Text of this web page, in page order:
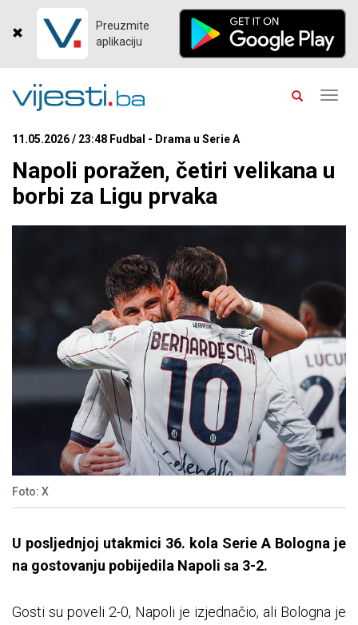
Preuzmite
aplikaciju
11.05.2026 / 23:48 Fudbal - Drama u Serie A
Napoli poražen, četiri velikana u
borbi za Ligu prvaka
Foto: X
U posljednjoj utakmici 36. kola Serie A Bologna je
na gostovanju pobijedila Napoli sa 3-2.
Gosti su poveli 2-0, Napoli je izjednačio, ali Bologna je